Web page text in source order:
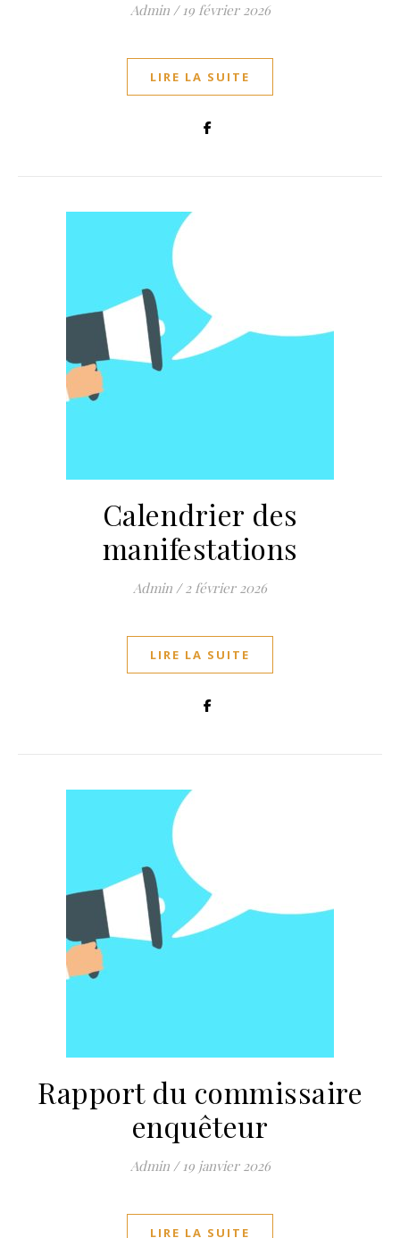
Admin / 19 février 2026
LIRE LA SUITE
Calendrier des
manifestations
Admin / 2 février 2026
LIRE LA SUITE
Rapport du commissaire
enquêteur
Admin / 19 janvier 2026
LIRE LA SUITE